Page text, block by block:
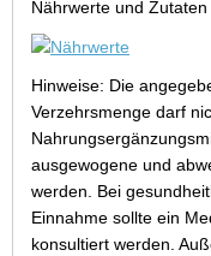
Nährwerte und
Hinweise: Die
Verzehrsmenge darf
ausgewogene und
werden. Bei
Einnahme sollte ein
konsultiert werden.